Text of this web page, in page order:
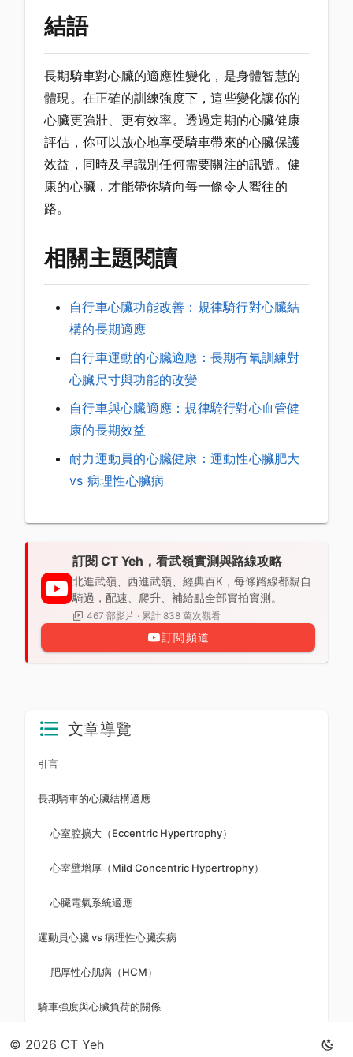
結語
長期騎車對心臟的適應性變化，是身體智慧的
體現。在正確的訓練強度下，這些變化讓你的
心臟更強壯、更有效率。透過定期的心臟健康
評估，你可以放心地享受騎車帶來的心臟保護
效益，同時及早識別任何需要關注的訊號。健
康的心臟，才能帶你騎向每一條令人嚮往的
路。
相關主題閱讀
自行車心臟功能改善：規律騎行對心臟結
構的長期適應
自行車運動的心臟適應：長期有氧訓練對
心臟尺寸與功能的改變
自行車與心臟適應：規律騎行對心血管健
康的長期效益
耐力運動員的心臟健康：運動性心臟肥大
vs 病理性心臟病
訂閱 CT Yeh，看武嶺實測與路線攻略
北進武嶺、西進武嶺、經典百K，每條路線都親自
騎過，配速、爬升、補給點全部實拍實測。
467 部影片 · 累計 838 萬次觀看
訂閱頻道
文章導覽
引言
長期騎車的心臟結構適應
心室腔擴大（Eccentric Hypertrophy）
心室壁增厚（Mild Concentric Hypertrophy）
心臟電氣系統適應
運動員心臟 vs 病理性心臟疾病
肥厚性心肌病（HCM）
騎車強度與心臟負荷的關係
© 2026 CT Yeh